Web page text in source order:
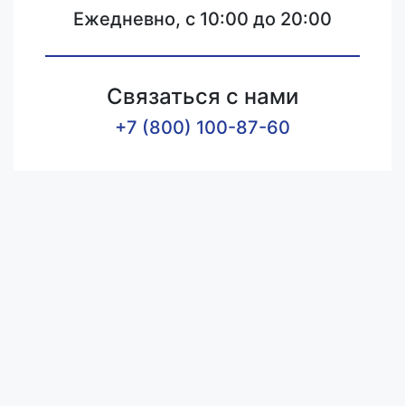
Ежедневно, с 10:00 до 20:00
Связаться с нами
+7 (800) 100-87-60